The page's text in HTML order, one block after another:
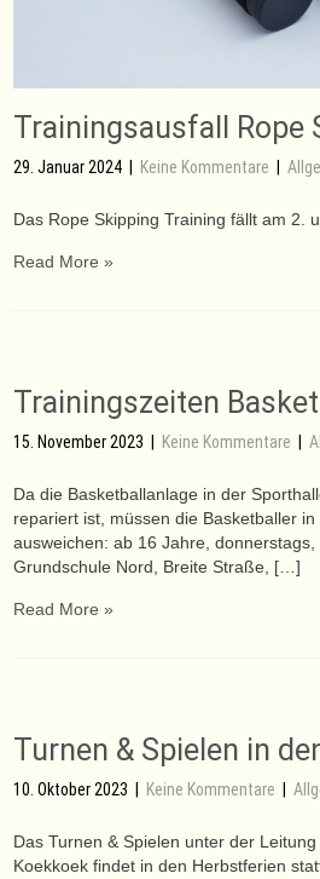
Trainingsausfall Rope
29. Januar 2024 Keine Kommentare |
Das Rope Skipping Training fällt am 2.
Read More »
Trainingszeiten
15. November 2023 Keine Kommentare |
Da die Basketballanlage in der
repariert ist, müssen die Basketballer
ausweichen: ab 16 Jahre,
Grundschule Nord, Breite Straße, […]
Read More »
Turnen & Spielen in
10. Oktober 2023 Keine Kommentare |
Das Turnen & Spielen unter der
Koekkoek findet in den Herbstferien